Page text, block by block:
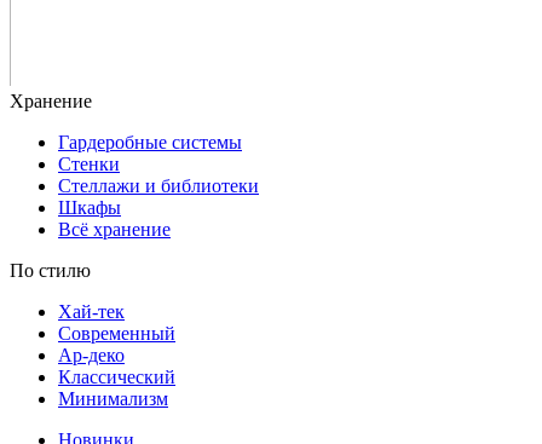
Гардеробные системы
Стенки
Стеллажи и библиотеки
Шкафы